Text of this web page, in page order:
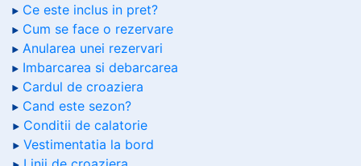
Ce este inclus in pret?
Cum se face o rezervare
Anularea unei rezervari
Imbarcarea si debarcarea
Cardul de croaziera
Cand este sezon?
Conditii de calatorie
Vestimentatia la bord